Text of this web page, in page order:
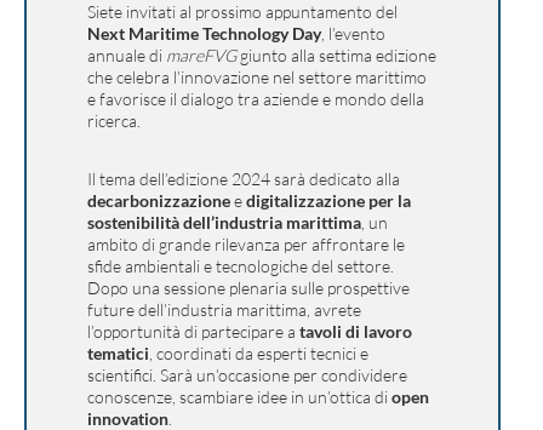
Siete invitati al prossimo appuntamento del
Next Maritime Technology Day, l’evento
annuale di mareFVGgiunto alla settima edizione
che celebra l’innovazione nel settore marittimo
e favorisce il dialogo tra aziende e mondo della
ricerca.
Il tema dell’edizione 2024 sarà dedicato alla
decarbonizzazioneedigitalizzazione per la
sostenibilità dell’industria marittima , un
ambito di grande rilevanza per affrontare le
sfide ambientali e tecnologiche del settore.
Dopo una sessione plenaria sulle prospettive
future dell’industria marittima, avrete
l’opportunità di partecipare a tavoli di lavoro
tematici , coordinati da esperti tecnici e
scientifici. Sarà un’occasione per condividere
conoscenze, scambiare idee in un’ottica diopen
innovation